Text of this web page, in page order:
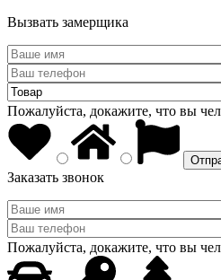
Вызвать замерщика
Пожалуйста, докажите, что вы
Заказать звонок
Пожалуйста, докажите, что вы